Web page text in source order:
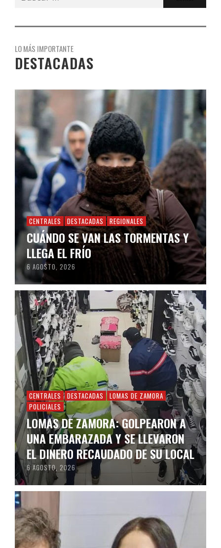
LO MÁS IMPORTANTE
DESTACADAS
CENTRALES DESTACADAS REGIONALES
CUÁNDO SE VAN LAS TORMENTAS Y
LLEGA EL FRÍO
6 AGOSTO, 2026
CENTRALES DESTACADAS
LOMAS DE ZAMORA
POLICIALES
LOMAS DE ZAMORA: GOLPEARON A
UNA EMBARAZADA Y SE LLEVARON
EL DINERO RECAUDADO DE SU LOCAL
6 AGOSTO, 2026